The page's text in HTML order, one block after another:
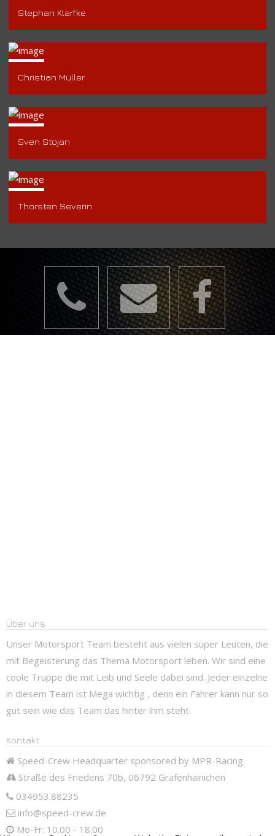
Stephan Klarfke
Christian Müller
Sven Stojan
Thorsten Severin
Über uns
Unser Motorsport Team besteht aus vielen super Leuten, die
mit Begeisterung das Thema Motorsport leben. Wir sind eine
coole Truppe die mit Leib und Seele dabei sind. Jeder einzelne
in diesem Team ist Mega wichtig , denn ein Fahrer kann nur so
gut sein wie das Team das hinter ihm steht.
Kontakt
Speed-Crew Headquarter sponsored by MPR-Racing
Straße des Friedens 70b, 06792 Gräfenhainichen
034953.88235
info@speed-crew.de
Mo-Fr: 10.00 - 18.00